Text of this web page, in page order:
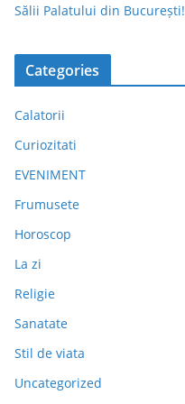
Sălii Palatului din București!
Categories
Calatorii
Curiozitati
EVENIMENT
Frumusete
Horoscop
La zi
Religie
Sanatate
Stil de viata
Uncategorized